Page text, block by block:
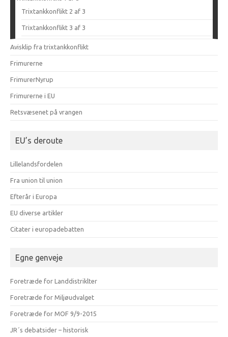
Trixtankkonflikt 2 af 3
Trixtankkonflikt 3 af 3
Avisklip fra trixtankkonflikt
Frimurerne
FrimurerNyrup
Frimurerne i EU
Retsvæsenet på vrangen
EU’s deroute
Lillelandsfordelen
Fra union til union
Efterår i Europa
EU diverse artikler
Citater i europadebatten
Egne genveje
Foretræde for Landdistriklter
Foretræde for Miljøudvalget
Foretræde for MOF 9/9-2015
JR´s debatsider – historisk